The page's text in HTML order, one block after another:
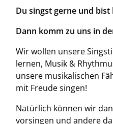
Du singst gerne und
Dann komm zu uns in
Wir wollen unsere
lernen, Musik &
unsere musikalischen
mit Freude singen!
Natürlich können wir
vorsingen und andere